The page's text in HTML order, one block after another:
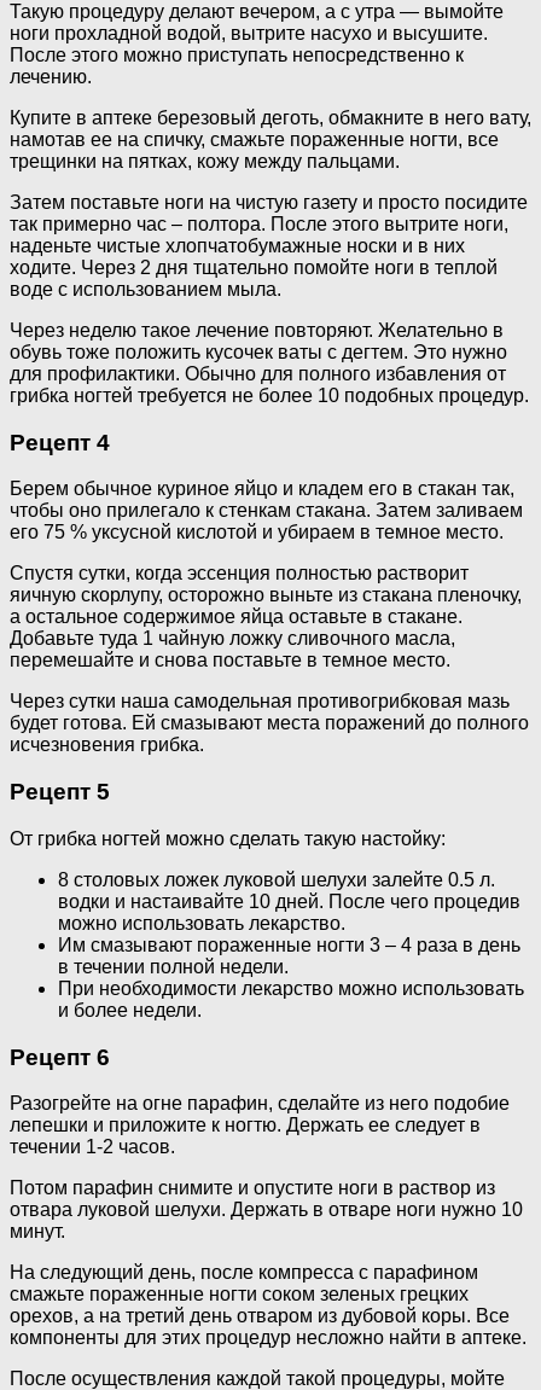
Такую процедуру делают вечером, а с утра — вымойте
ноги прохладной водой, вытрите насухо и высушите.
После этого можно приступать непосредственно к
лечению.
Купите в аптеке березовый деготь, обмакните в него вату,
намотав ее на спичку, смажьте пораженные ногти, все
трещинки на пятках, кожу между пальцами.
Затем поставьте ноги на чистую газету и просто посидите
так примерно час – полтора. После этого вытрите ноги,
наденьте чистые хлопчатобумажные носки и в них
ходите. Через 2 дня тщательно помойте ноги в теплой
воде с использованием мыла.
Через неделю такое лечение повторяют. Желательно в
обувь тоже положить кусочек ваты с дегтем. Это нужно
для профилактики. Обычно для полного избавления от
грибка ногтей требуется не более 10 подобных процедур.
Рецепт 4
Берем обычное куриное яйцо и кладем его в стакан так,
чтобы оно прилегало к стенкам стакана. Затем заливаем
его 75 % уксусной кислотой и убираем в темное место.
Спустя сутки, когда эссенция полностью растворит
яичную скорлупу, осторожно выньте из стакана пленочку,
а остальное содержимое яйца оставьте в стакане.
Добавьте туда 1 чайную ложку сливочного масла,
перемешайте и снова поставьте в темное место.
Через сутки наша самодельная противогрибковая мазь
будет готова. Ей смазывают места поражений до полного
исчезновения грибка.
Рецепт 5
От грибка ногтей можно сделать такую настойку:
8 столовых ложек луковой шелухи залейте 0.5 л.
водки и настаивайте 10 дней. После чего процедив
можно использовать лекарство.
Им смазывают пораженные ногти 3 – 4 раза в день
в течении полной недели.
При необходимости лекарство можно использовать
и более недели.
Рецепт 6
Разогрейте на огне парафин, сделайте из него подобие
лепешки и приложите к ногтю. Держать ее следует в
течении 1-2 часов.
Потом парафин снимите и опустите ноги в раствор из
отвара луковой шелухи. Держать в отваре ноги нужно 10
минут.
На следующий день, после компресса с парафином
смажьте пораженные ногти соком зеленых грецких
орехов, а на третий день отваром из дубовой коры. Все
компоненты для этих процедур несложно найти в аптеке.
После осуществления каждой такой процедуры, мойте